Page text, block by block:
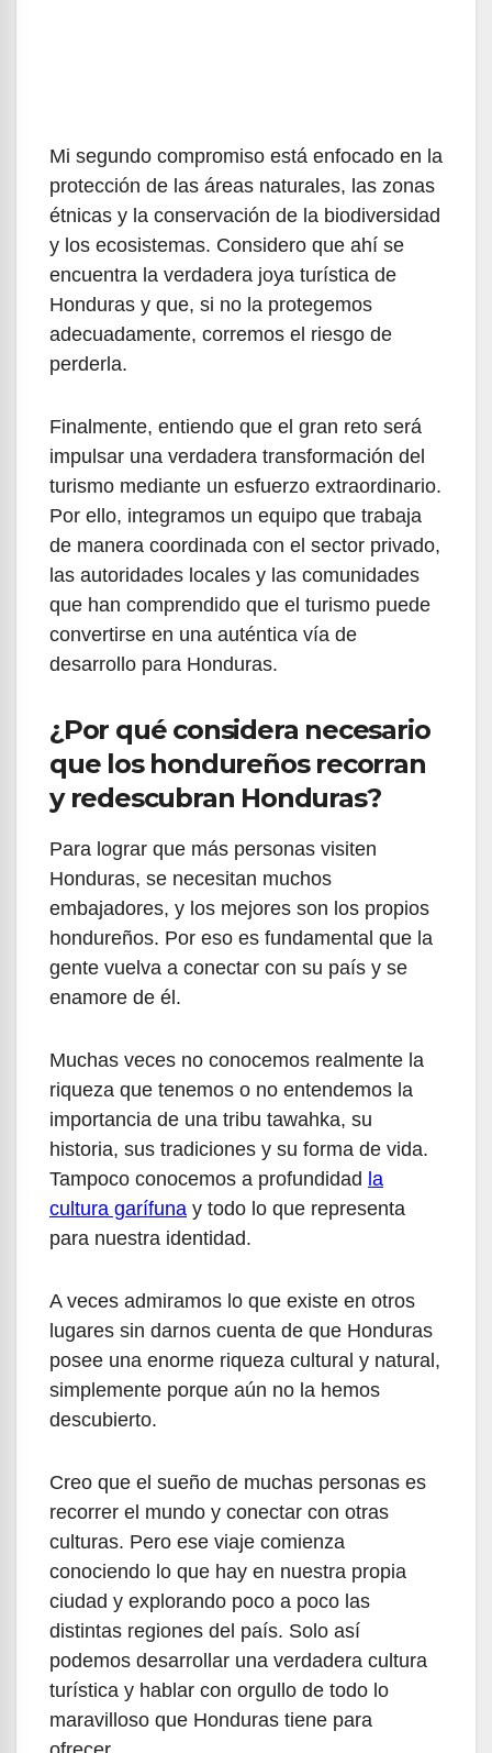
Mi segundo compromiso está enfocado en la
protección de las áreas naturales, las zonas
étnicas y la conservación de la biodiversidad
y los ecosistemas. Considero que ahí se
encuentra la verdadera joya turística de
Honduras y que, si no la protegemos
adecuadamente, corremos el riesgo de
perderla.
Finalmente, entiendo que el gran reto será
impulsar una verdadera transformación del
turismo mediante un esfuerzo extraordinario.
Por ello, integramos un equipo que trabaja
de manera coordinada con el sector privado,
las autoridades locales y las comunidades
que han comprendido que el turismo puede
convertirse en una auténtica vía de
desarrollo para Honduras.
¿Por qué considera necesario
que los hondureños recorran
y redescubran Honduras?
Para lograr que más personas visiten
Honduras, se necesitan muchos
embajadores, y los mejores son los propios
hondureños. Por eso es fundamental que la
gente vuelva a conectar con su país y se
enamore de él.
Muchas veces no conocemos realmente la
riqueza que tenemos o no entendemos la
importancia de una tribu tawahka, su
historia, sus tradiciones y su forma de vida.
Tampoco conocemos a profundidad la
cultura garífuna y todo lo que representa
para nuestra identidad.
A veces admiramos lo que existe en otros
lugares sin darnos cuenta de que Honduras
posee una enorme riqueza cultural y natural,
simplemente porque aún no la hemos
descubierto.
Creo que el sueño de muchas personas es
recorrer el mundo y conectar con otras
culturas. Pero ese viaje comienza
conociendo lo que hay en nuestra propia
ciudad y explorando poco a poco las
distintas regiones del país. Solo así
podemos desarrollar una verdadera cultura
turística y hablar con orgullo de todo lo
maravilloso que Honduras tiene para